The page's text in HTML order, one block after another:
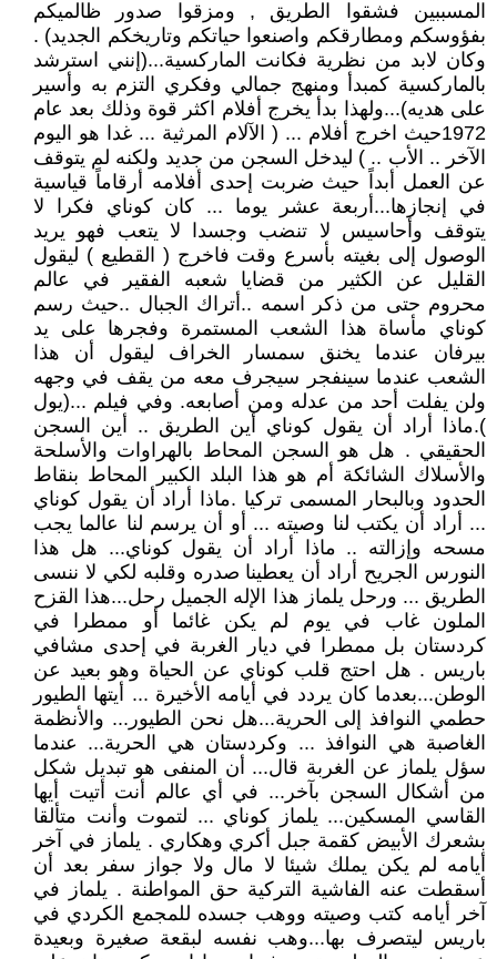
المسببين فشقوا الطريق , ومزقوا صدور ظالميكم
بفؤوسكم ومطارقكم واصنعوا حياتكم وتاريخكم الجديد) .
وكان لابد من نظرية فكانت الماركسية...(إنني استرشد
بالماركسية كمبدأ ومنهج جمالي وفكري التزم به وأسير
على هديه)...ولهذا بدأ يخرج أفلام اكثر قوة وذلك بعد عام
1972حيث اخرج أفلام ... ( الآلام المرثية ... غدا هو اليوم
الآخر .. الأب .. ) ليدخل السجن من جديد ولكنه لم يتوقف
عن العمل أبداً حيث ضربت إحدى أفلامه أرقاماً قياسية
في إنجازها...أربعة عشر يوما ... كان كوناي فكرا لا
يتوقف وأحاسيس لا تنضب وجسدا لا يتعب فهو يريد
الوصول إلى بغيته بأسرع وقت فاخرج ( القطيع ) ليقول
القليل عن الكثير من قضايا شعبه الفقير في عالم
محروم حتى من ذكر اسمه ..أتراك الجبال ..حيث رسم
كوناي مأساة هذا الشعب المستمرة وفجرها على يد
بيرفان عندما يخنق سمسار الخراف ليقول أن هذا
الشعب عندما سينفجر سيجرف معه من يقف في وجهه
ولن يفلت أحد من عدله ومن أصابعه. وفي فيلم ...(يول
).ماذا أراد أن يقول كوناي أين الطريق .. أين السجن
الحقيقي . هل هو السجن المحاط بالهراوات والأسلحة
والأسلاك الشائكة أم هو هذا البلد الكبير المحاط بنقاط
الحدود وبالبحار المسمى تركيا .ماذا أراد أن يقول كوناي
... أراد أن يكتب لنا وصيته ... أو أن يرسم لنا عالما يجب
مسحه وإزالته .. ماذا أراد أن يقول كوناي... هل هذا
النورس الجريح أراد أن يعطينا صدره وقلبه لكي لا ننسى
الطريق ... ورحل يلماز هذا الإله الجميل رحل...هذا القزح
الملون غاب في يوم لم يكن غائما أو ممطرا في
كردستان بل ممطرا في ديار الغربة في إحدى مشافي
باريس . هل احتج قلب كوناي عن الحياة وهو بعيد عن
الوطن...بعدما كان يردد في أيامه الأخيرة ... أيتها الطيور
حطمي النوافذ إلى الحرية...هل نحن الطيور... والأنظمة
الغاصبة هي النوافذ ... وكردستان هي الحرية... عندما
سؤل يلماز عن الغربة قال... أن المنفى هو تبديل شكل
من أشكال السجن بآخر... في أي عالم أنت أتيت أيها
القاسي المسكين... يلماز كوناي ... لتموت وأنت متألقا
بشعرك الأبيض كقمة جبل أكري وهكاري . يلماز في آخر
أيامه لم يكن يملك شيئا لا مال ولا جواز سفر بعد أن
أسقطت عنه الفاشية التركية حق المواطنة . يلماز في
آخر أيامه كتب وصيته ووهب جسده للمجمع الكردي في
باريس ليتصرف بها...وهب نفسه لبقعة صغيرة وبعيدة